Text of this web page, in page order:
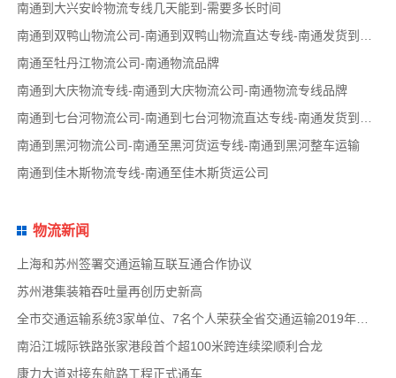
南通到大兴安岭物流专线几天能到-需要多长时间
南通至牡丹江物流公司-南通物流品牌
南通到大庆物流专线-南通到大庆物流公司-南通物流专线品牌
南通到黑河物流公司-南通至黑河货运专线-南通到黑河整车运输
南通到佳木斯物流专线-南通至佳木斯货运公司
物流新闻
上海和苏州签署交通运输互联互通合作协议
苏州港集装箱吞吐量再创历史新高
全市交通运输系统3家单位、7名个人荣获全省交通运输2019年度扫黑除恶专项斗争先进集体和先
南沿江城际铁路张家港段首个超100米跨连续梁顺利合龙
康力大道对接东航路工程正式通车